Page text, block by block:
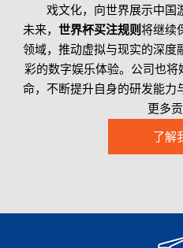
戏文化，向世界展示中国
未来， 世界杯买注规则将继续
领域，推动虚拟与现实的深度
彩的数字娱乐体验。公司也将
命，不断提升自身的研发能力
更多贡
了解